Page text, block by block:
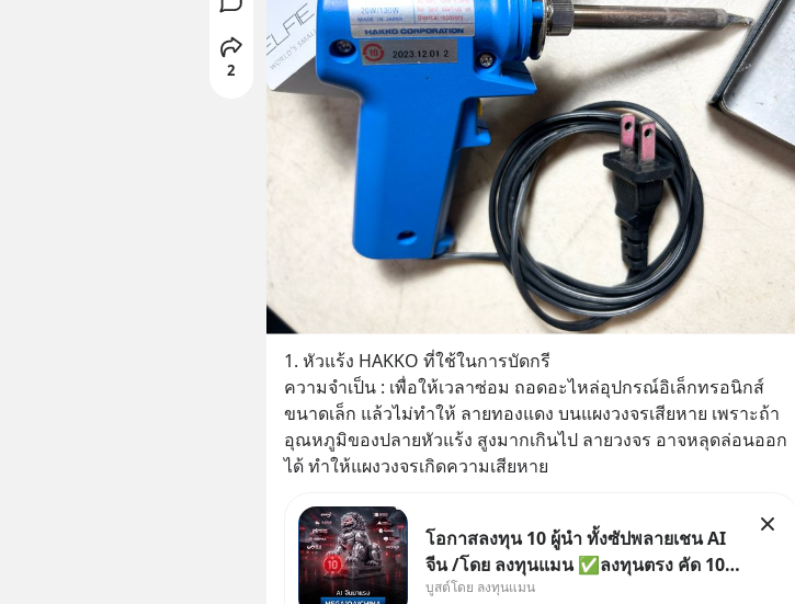
1. หัวแร้ง HAKKO ที่ใช้ในการบัดกรี
ความจำเป็น : เพื่อให้เวลาซ่อม ถอดอะไหล่อุปกรณ์อิเล็กทรอนิกส์
ขนาดเล็ก แล้วไม่ทำให้ ลายทองแดง บนแผงวงจรเสียหาย เพราะถ้า
อุณหภูมิของปลายหัวแร้ง สูงมากเกินไป ลายวงจร อาจหลุดล่อนออก
ได้ ทำให้แผงวงจรเกิดความเสียหาย
โอกาสลงทุน 10 ผู้นำ ทั้งซัปพลายเชน AI
จีน /โดย ลงทุนแมน ✅ลงทุนตรง คัด 10
ผู้นำเน้น ๆ ในธีม AI จีน ✅คัดเลือกหุ้น
บูสต์โดย ลงทุนแมน
2